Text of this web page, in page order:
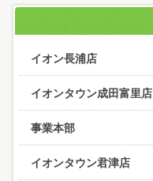
イオン長浦店
イオンタウン成田富里店
事業本部
イオンタウン君津店